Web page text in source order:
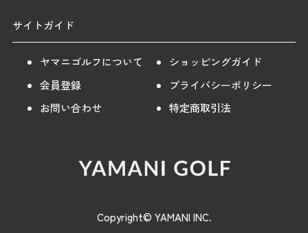
サイトガイド
ヤマニゴルフについて
ショッピングガイド
会員登録
プライバシーポリシー
お問い合わせ
特定商取引法
Copyright© YAMANI INC.